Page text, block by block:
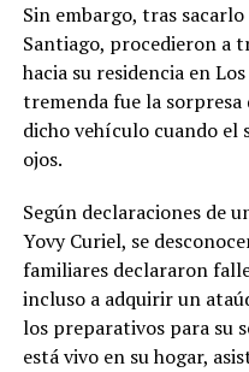
Sin embargo, tras
Santiago, procedieron a
hacia su residencia en
tremenda fue la sorpresa
dicho vehículo cuando el
ojos.
Según declaraciones de
Yovy Curiel, se
familiares declararon
incluso a adquirir un
los preparativos para su
está vivo en su hogar,